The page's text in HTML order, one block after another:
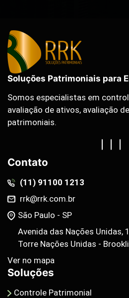
Soluções Patrimoniais para
Somos especialistas em
avaliação de ativos, avaliação
patrimoniais.
Contato
(11) 91100 1213
rrk@rrk.com.br
São Paulo - SP
Avenida das Nações Unidas,
Torre Nações Unidas -
Ver no mapa
Soluções
Controle Patrimonial